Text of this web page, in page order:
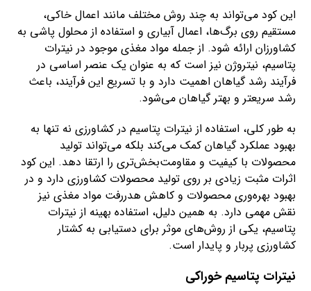
این کود می‌تواند به چند روش مختلف مانند اعمال خاکی،
مستقیم روی برگ‌ها، اعمال آبیاری و استفاده از محلول پاشی به
کشاورزان ارائه شود. از جمله مواد مغذی موجود در نیترات
پتاسیم، نیتروژن نیز است که به عنوان یک عنصر اساسی در
فرآیند رشد گیاهان اهمیت دارد و با تسریع این فرآیند، باعث
رشد سریعتر و بهتر گیاهان می‌شود.
به طور کلی، استفاده از نیترات پتاسیم در کشاورزی نه تنها به
بهبود عملکرد گیاهان کمک می‌کند بلکه می‌تواند تولید
محصولات با کیفیت و مقاومت‌بخش‌تری را ارتقا دهد. این کود
اثرات مثبت زیادی بر روی تولید محصولات کشاورزی دارد و در
بهبود بهره‌وری محصولات و کاهش هدررفت مواد مغذی نیز
نقش مهمی دارد. به همین دلیل، استفاده بهینه از نیترات
پتاسیم، یکی از روش‌های موثر برای دستیابی به کشتار
کشاورزی پربار و پایدار است.
نیترات پتاسیم خوراکی